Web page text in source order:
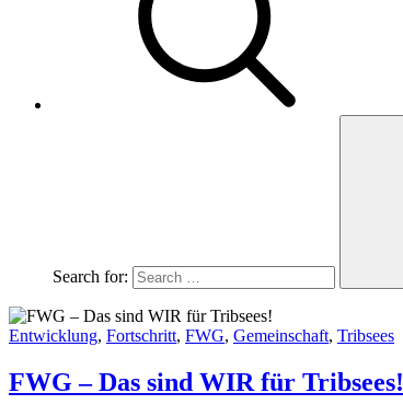
Search for:
Entwicklung, Fortschritt, FWG, Gemeinschaft, Tribsees
FWG – Das sind WIR für Tribsees!